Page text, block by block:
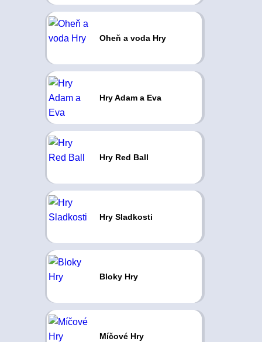
Oheň a voda Hry
Hry Adam a Eva
Hry Red Ball
Hry Sladkosti
Bloky Hry
Míčové Hry